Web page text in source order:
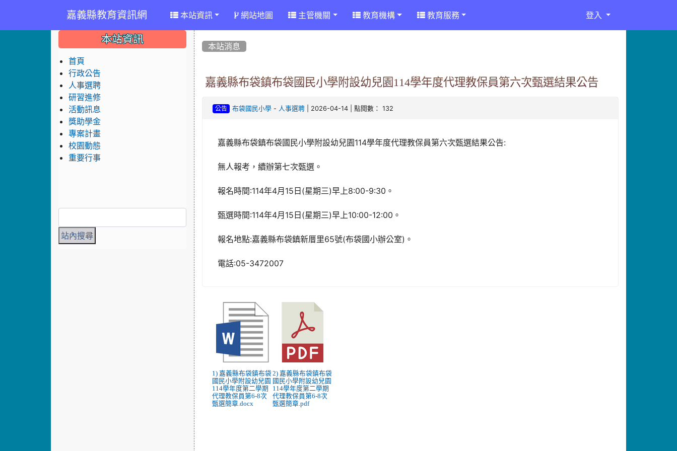
嘉義縣教育資訊網 本站資訊 網站地圖 主管機關 教育機構 教育服務 登入
本站消息
嘉義縣布袋鎮布袋國民小學附設幼兒園114學年度代理教保員第六次甄選結果公告
公告 布袋國民小學 - 人事選聘 | 2026-04-14 | 點閱數： 132
嘉義縣布袋鎮布袋國民小學附設幼兒園114學年度代理教保員第六次甄選結果公告:
無人報考，續辦第七次甄選。
報名時間:114年4月15日(星期三)早上8:00-9:30。
甄選時間:114年4月15日(星期三)早上10:00-12:00。
報名地點:嘉義縣布袋鎮新厝里65號(布袋國小辦公室)。
電話:05-3472007
1) 嘉義縣布袋鎮布袋
國民小學附設幼兒園
114學年度第二學期
代理教保員第6-8次
甄選簡章.docx
2) 嘉義縣布袋鎮布袋
國民小學附設幼兒園
114學年度第二學期
代理教保員第6-8次
甄選簡章.pdf
::: 本站資訊
首頁
行政公告
人事選聘
研習進修
活動訊息
獎助學金
專案計畫
校園動態
重要行事